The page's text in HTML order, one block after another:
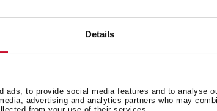
Details
ads, to provide social media features and to analyse
advertising and analytics partners who may
Trouba
které umožňují